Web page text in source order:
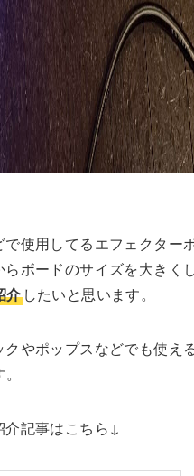
使用してるエフェクター
ボードのサイズを大きく
介したいと思います。
やポップスなどでも使え
介記事はこちら↓